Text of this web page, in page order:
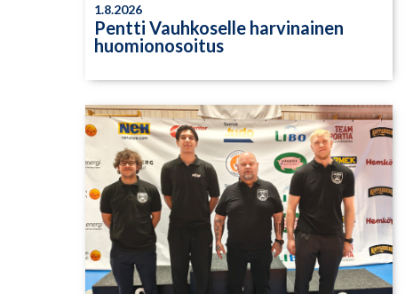
1.8.2026
Pentti Vauhkoselle harvinainen
huomionosoitus